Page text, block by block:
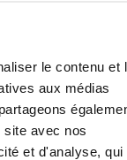
le contenu et
aux médias
site avec nos
et d'analyse, qui
édition /